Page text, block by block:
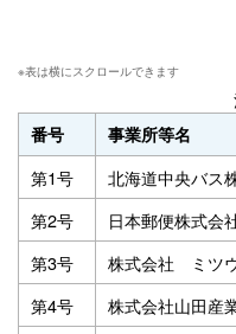
番号 事業所等名
第1号 北海道中央バス
第2号
日本郵便株式会
第3号
株式会社 ミツ
第4号
株式会社山田産